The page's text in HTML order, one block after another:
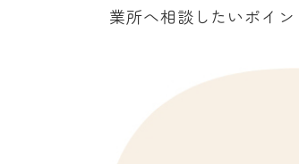
業所へ相談したいポイ